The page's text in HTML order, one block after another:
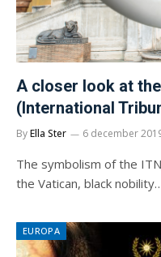
A closer look at
(International
ByElla Ster 6 december
The symbolism of the
the Vatican, black
EUROPA